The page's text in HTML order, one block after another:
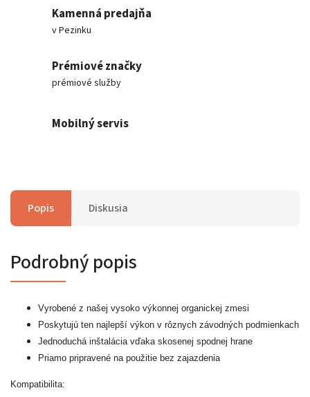
Kamenná predajňa
v Pezinku
Prémiové značky
prémiové služby
Mobilný servis
Popis Diskusia
Podrobný popis
Vyrobené z našej vysoko výkonnej organickej zmesi
Poskytujú ten najlepší výkon v rôznych závodných podmienkach
Jednoduchá inštalácia vďaka skosenej spodnej hrane
Priamo pripravené na použitie bez zajazdenia
Kompatibilita: